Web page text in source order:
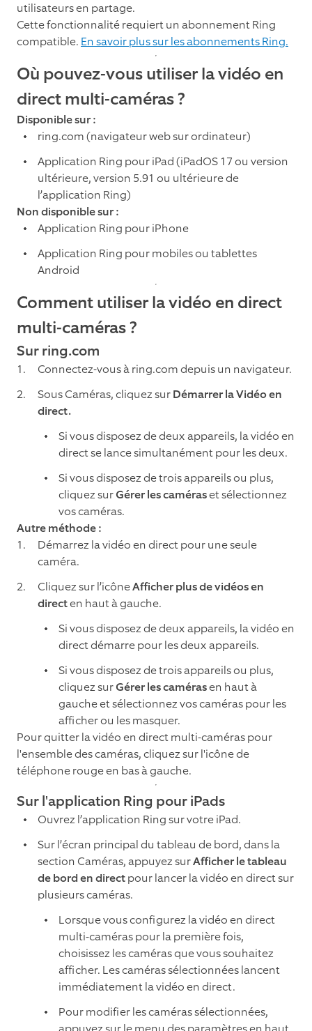
utilisateurs en partage.
Cette fonctionnalité requiert un abonnement Ring
compatible. En savoir plus sur les abonnements Ring.
Où pouvez-vous utiliser la vidéo en
direct multi-caméras ?
Disponible sur :
ring.com (navigateur web sur ordinateur)
Application Ring pour iPad (iPadOS 17 ou version
ultérieure, version 5.91 ou ultérieure de
l’application Ring)
Non disponible sur :
Application Ring pour iPhone
Application Ring pour mobiles ou tablettes
Android
Comment utiliser la vidéo en direct
multi-caméras ?
Sur ring.com
Connectez-vous à ring.com depuis un navigateur.
Sous Caméras, cliquez surDémarrer la Vidéo en
direct.
Si vous disposez de deux appareils, la vidéo en
direct se lance simultanément pour les deux.
Si vous disposez de trois appareils ou plus,
cliquez surGérer les caméraset sélectionnez
vos caméras.
Autre méthode :
Démarrez la vidéo en direct pour une seule
caméra.
Cliquez sur l’icôneAfficher plus de vidéos en
directen haut à gauche.
Si vous disposez de deux appareils, la vidéo en
direct démarre pour les deux appareils.
Si vous disposez de trois appareils ou plus,
cliquez surGérer les camérasen haut à
gauche et sélectionnez vos caméras pour les
afficher ou les masquer.
Pour quitter la vidéo en direct multi-caméras pour
l'ensemble des caméras, cliquez sur l'icône de
téléphone rouge en bas à gauche.
Sur l'application Ring pour iPads
Ouvrez l’application Ring sur votre iPad.
Sur l’écran principal du tableau de bord, dans la
section Caméras, appuyez surAfficher le tableau
de bord en directpour lancer la vidéo en direct sur
plusieurs caméras.
Lorsque vous configurez la vidéo en direct
multi-caméras pour la première fois,
choisissez les caméras que vous souhaitez
afficher. Les caméras sélectionnées lancent
immédiatement la vidéo en direct.
Pour modifier les caméras sélectionnées,